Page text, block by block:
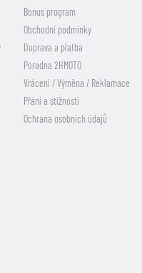
Bonus program
Obchodní podmínky
Doprava a platba
Poradna 2HMOTO
Vrácení / Výměna / Reklamace
Přání a stížnosti
Ochrana osobních údajů